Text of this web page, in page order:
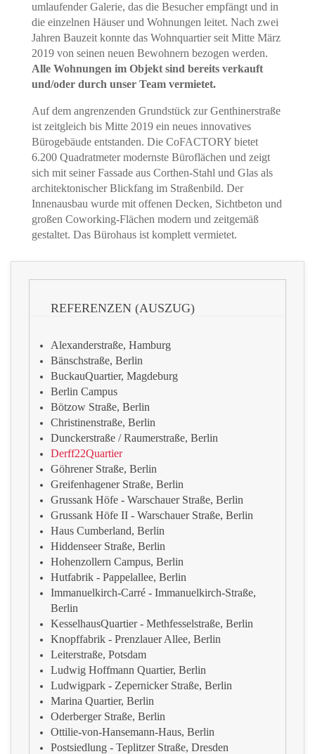
umlaufender Galerie, das die Besucher empfängt und in
die einzelnen Häuser und Wohnungen leitet. Nach zwei
Jahren Bauzeit konnte das Wohnquartier seit Mitte März
2019 von seinen neuen Bewohnern bezogen werden.
Alle Wohnungen im Objekt sind bereits verkauft
und/oder durch unser Team vermietet.
Auf dem angrenzenden Grundstück zur Genthinerstraße
ist zeitgleich bis Mitte 2019 ein neues innovatives
Bürogebäude entstanden. Die CoFACTORY bietet
6.200 Quadratmeter modernste Büroflächen und zeigt
sich mit seiner Fassade aus Corthen-Stahl und Glas als
architektonischer Blickfang im Straßenbild. Der
Innenausbau wurde mit offenen Decken, Sichtbeton und
großen Coworking-Flächen modern und zeitgemäß
gestaltet. Das Bürohaus ist komplett vermietet.
REFERENZEN (AUSZUG)
Alexanderstraße, Hamburg
Bänschstraße, Berlin
BuckauQuartier, Magdeburg
Berlin Campus
Bötzow Straße, Berlin
Christinenstraße, Berlin
Dunckerstraße / Raumerstraße, Berlin
Derff22Quartier
Göhrener Straße, Berlin
Greifenhagener Straße, Berlin
Grussank Höfe - Warschauer Straße, Berlin
Grussank Höfe II - Warschauer Straße, Berlin
Haus Cumberland, Berlin
Hiddenseer Straße, Berlin
Hohenzollern Campus, Berlin
Hutfabrik - Pappelallee, Berlin
Immanuelkirch-Carré - Immanuelkirch-Straße,
Berlin
KesselhausQuartier - Methfesselstraße, Berlin
Knopffabrik - Prenzlauer Allee, Berlin
Leiterstraße, Potsdam
Ludwig Hoffmann Quartier, Berlin
Ludwigpark - Zepernicker Straße, Berlin
Marina Quartier, Berlin
Oderberger Straße, Berlin
Ottilie-von-Hansemann-Haus, Berlin
Postsiedlung - Teplitzer Straße, Dresden